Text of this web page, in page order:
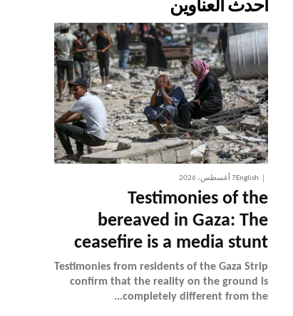
أحدث العناوين
English7 أغسطس، 2026
Testimonies of the
bereaved in Gaza: The
ceasefire is a media stunt
Testimonies from residents of the Gaza Strip
confirm that the reality on the ground is
completely different from the...